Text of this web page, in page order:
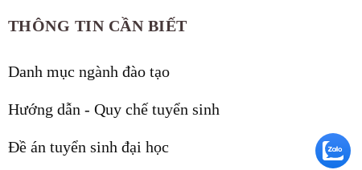
THÔNG TIN CẦN BIẾT
Danh mục ngành đào tạo
Hướng dẫn - Quy chế tuyển sinh
Đề án tuyển sinh đại học